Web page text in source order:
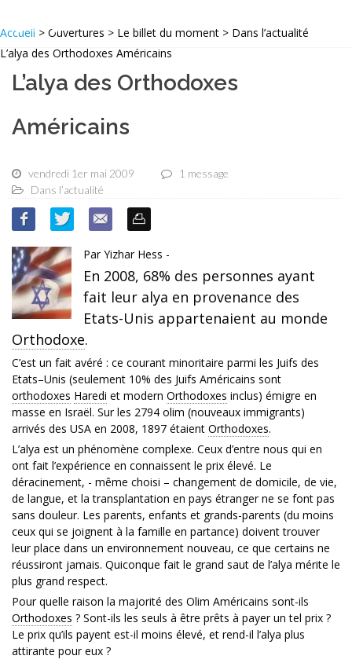
Accueil > Ouvertures > Le billet du moment > Dans l’actualité
L’alya des Orthodoxes Américains
L’alya des Orthodoxes
Américains
vendredi 1er mai 2009
1 message
Dans l’actualité
Par Yizhar Hess -
En 2008, 68% des personnes ayant
fait leur alya en provenance des
Etats-Unis appartenaient au monde
Orthodoxe.
C’est un fait avéré : ce courant minoritaire parmi les Juifs des
Etats–Unis (seulement 10% des Juifs Américains sont
orthodoxes Haredi et modern Orthodoxes inclus) émigre en
masse en Israël. Sur les 2794 olim (nouveaux immigrants)
arrivés des USA en 2008, 1897 étaient Orthodoxes.
L’alya est un phénomène complexe. Ceux d’entre nous qui en
ont fait l’expérience en connaissent le prix élevé. Le
déracinement, - même choisi – changement de domicile, de vie,
de langue, et la transplantation en pays étranger ne se font pas
sans douleur. Les parents, enfants et grands-parents (du moins
ceux qui se joignent à la famille en partance) doivent trouver
leur place dans un environnement nouveau, ce que certains ne
réussiront jamais. Quiconque fait le grand saut de l’alya mérite le
plus grand respect.
Pour quelle raison la majorité des Olim Américains sont-ils
Orthodoxes ? Sont-ils les seuls à être prêts à payer un tel prix ?
Le prix qu’ils payent est-il moins élevé, et rend-il l’alya plus
attirante pour eux ?